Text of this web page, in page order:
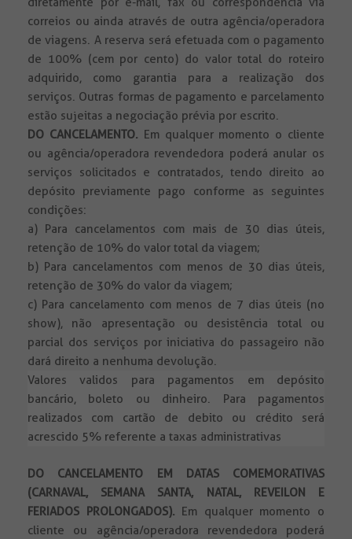
correios ou ainda através de outra agência/operadora
de viagens. A reserva será efetuada com o pagamento
de 100% (cem por cento) do valor total do roteiro
adquirido, como garantia para a realização dos
serviços. Outras formas de pagamento e parcelamento
estão sujeitas a negociação prévia por escrito.
DO CANCELAMENTO. Em qualquer momento o cliente
ou agência/operadora revendedora poderá anular os
serviços solicitados e contratados, tendo direito ao
depósito previamente pago conforme as seguintes
condições:
a) Para cancelamentos com mais de 30 dias úteis,
retenção de 10% do valor total da viagem;
b) Para cancelamentos com menos de 30 dias úteis,
retenção de 30% do valor da viagem;
c) Para cancelamento com menos de 7 dias úteis (no
show), não apresentação ou desistência total ou
parcial dos serviços por iniciativa do passageiro não
dará direito a nenhuma devolução.
Valores validos para pagamentos em depósito
bancário, boleto ou dinheiro. Para pagamentos
realizados com cartão de debito ou crédito será
acrescido 5% referente a taxas administrativas
DO CANCELAMENTO EM DATAS COMEMORATIVAS
(CARNAVAL, SEMANA SANTA, NATAL, REVEILON E
FERIADOS PROLONGADOS). Em qualquer momento o
cliente ou agência/operadora revendedora poderá